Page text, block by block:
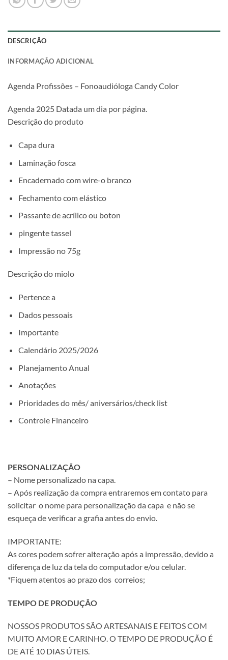
DESCRIÇÃO
INFORMAÇÃO ADICIONAL
Agenda Profissões – Fonoaudióloga Candy Color
Agenda 2025 Datada um dia por página.
Descrição do produto
Capa dura
Laminação fosca
Encadernado com wire-o branco
Fechamento com elástico
Passante de acrílico ou boton
pingente tassel
Impressão no 75g
Descrição do miolo
Pertence a
Dados pessoais
Importante
Calendário 2025/2026
Planejamento Anual
Anotações
Prioridades do mês/ aniversários/check list
Controle Financeiro
PERSONALIZAÇÃO
– Nome personalizado na capa.
– Após realização da compra entraremos em contato para
solicitar o nome para personalização da capa e não se
esqueça de verificar a grafia antes do envio.
IMPORTANTE:
As cores podem sofrer alteração após a impressão, devido a
diferença de luz da tela do computador e/ou celular.
*Fiquem atentos ao prazo dos correios;
TEMPO DE PRODUÇÃO
NOSSOS PRODUTOS SÃO ARTESANAIS E FEITOS COM
MUITO AMOR E CARINHO. O TEMPO DE PRODUÇÃO É
DE ATÉ 10 DIAS ÚTEIS.